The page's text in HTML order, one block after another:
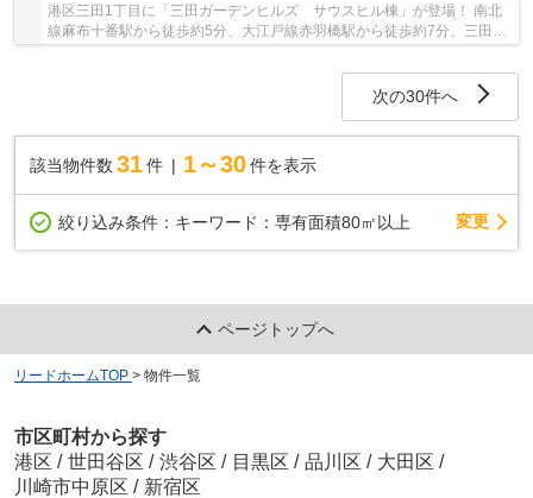
港区三田1丁目に「三田ガーデンヒルズ サウスヒル棟」が登場！ 南北
線麻布十番駅から徒歩約5分、大江戸線赤羽橋駅から徒歩約7分、三田線
芝公園駅から徒歩約10分。 3路線3駅利用可能な...
次の30件へ
該当物件数 31件 1～30 件を表示
絞り込み条件： キーワード：専有面積80㎡以上 変更
ページトップへ
リードホームTOP > 物件一覧
市区町村から探す
港区 / 世田谷区 / 渋谷区 / 目黒区 / 品川区 / 大田区 /
川崎市中原区 / 新宿区